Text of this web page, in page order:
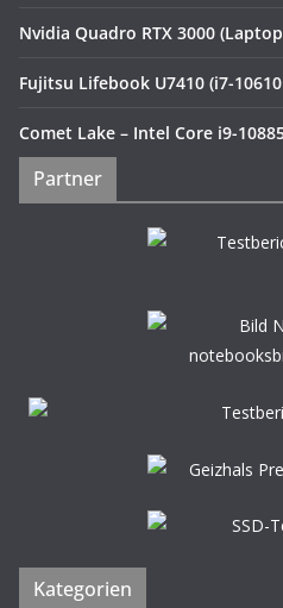
Nvidia Quadro RTX 3000
Fujitsu Lifebook U7410 (i7-
Comet Lake – Intel Core i9-
Partner
Kategorien